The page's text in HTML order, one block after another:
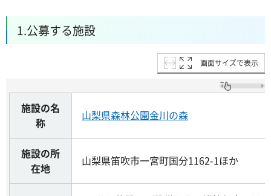
1.公募する施設
画面サイズで表示
施設の名
称
山梨県森林公園金川の森
施設の所
在地
山梨県笛吹市一宮町国分1162-1ほか